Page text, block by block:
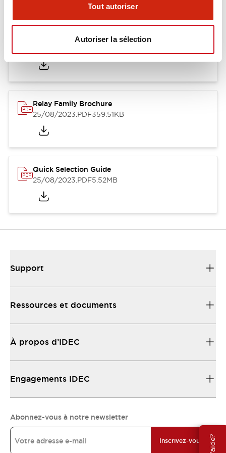
Tout autoriser
Autoriser la sélection
RJ Series Slim Power Relays (PC Board Terminal)
Relay Family Brochure
25/08/2023.PDF359.51KB
Quick Selection Guide
25/08/2023.PDF5.52MB
Support
Ressources et documents
À propos d’IDEC
Engagements IDEC
Abonnez-vous à notre newsletter
Inscrivez-vous